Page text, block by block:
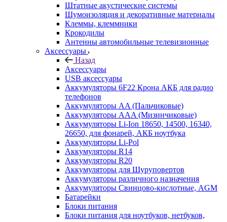
Штатные акустические системы
Шумоизоляция и декоративные материалы
Клеммы, клеммники
Крокодилы
Антенны автомобильные телевизионные
Аксессуары
Назад
Аксессуары
USB аксессуары
Аккумуляторы 6F22 Крона АКБ для радио
телефонов
Аккумуляторы AA (Пальчиковые)
Аккумуляторы AAA (Мизинчиковые)
Аккумуляторы Li-Ion 18650, 14500, 16340,
26650, для фонарей, АКБ ноутбука
Аккумуляторы Li-Pol
Аккумуляторы R14
Аккумуляторы R20
Аккумуляторы для Шуруповертов
Аккумуляторы различного назначения
Аккумуляторы Свинцово-кислотные, AGM
Батарейки
Блоки питания
Блоки питания для ноутбуков, нетбуков,